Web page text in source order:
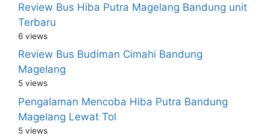
Review Bus Hiba Putra Magelang Bandung unit
Terbaru
6 views
Review Bus Budiman Cimahi Bandung
Magelang
5 views
Pengalaman Mencoba Hiba Putra Bandung
Magelang Lewat Tol
5 views